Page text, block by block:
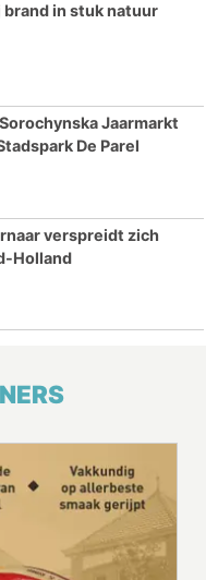
brand in stuk natuur
Jaarmarkt
De Parel
verspreidt zich
Holland